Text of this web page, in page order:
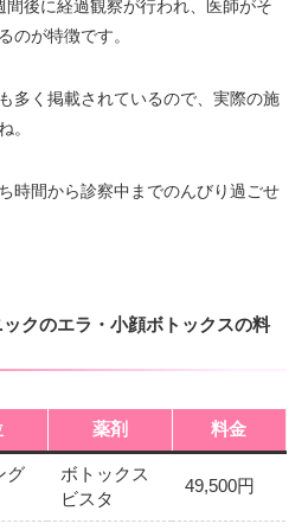
後に経過観察が行われ、医師がそ
のが特徴です。
多く掲載されているので、実際の施
。
時間から診察中までのんびり過ごせ
クのエラ・小顔ボトックスの料
薬剤 料金
グ
ボトックス
ビスタ
49,500円